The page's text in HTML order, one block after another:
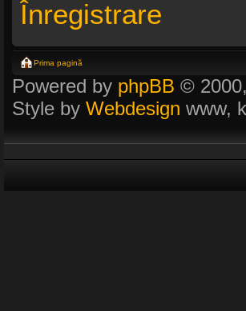
Înregistrare
Prima pagină
Powered by phpBB ©
Style by Webdesign www,